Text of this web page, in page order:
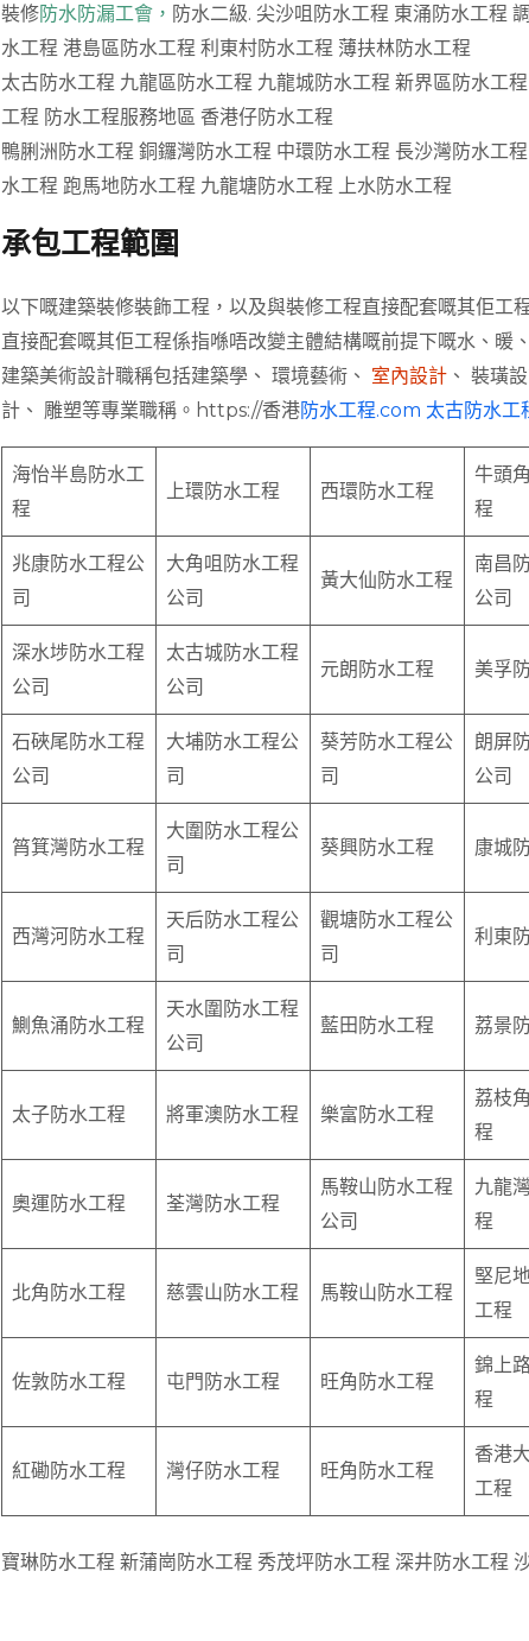
裝修防水防漏工會， 防水二級. 尖沙咀防水工程 東涌防水工程
水工程 港島區防水工程 利東村防水工程 薄扶林防水工程
太古防水工程 九龍區防水工程 九龍城防水工程 新界區防水工
工程 防水工程服務地區 香港仔防水工程
鴨脷洲防水工程 銅鑼灣防水工程 中環防水工程 長沙灣防水工
水工程 跑馬地防水工程 九龍塘防水工程 上水防水工程
承包工程範圍
以下嘅建築裝修裝飾工程，以及與裝修工程直接配套嘅其佢工
直接配套嘅其佢工程係指喺唔改變主體結構嘅前提下嘅水、暖
建築美術設計職稱包括建築學、 環境藝術、 室內設計、 裝璜
計、 雕塑等專業職稱。https://香港防水工程.com 太古防水工
海怡半島防水工
程
上環防水工程 西環防水工程
牛頭
程
兆康防水工程公
司
大角咀防水工程
公司
黃大仙防水工程
南昌
公司
深水埗防水工程
公司
太古城防水工程
公司
元朗防水工程 美孚
石硤尾防水工程
公司
大埔防水工程公
司
葵芳防水工程公
司
朗屏
公司
筲箕灣防水工程
大圍防水工程公
司
葵興防水工程 康城
西灣河防水工程
天后防水工程公
司
觀塘防水工程公
司
利東
鰂魚涌防水工程
天水圍防水工程
公司
藍田防水工程 荔景
太子防水工程 將軍澳防水工程 樂富防水工程
荔枝
程
奧運防水工程 荃灣防水工程
馬鞍山防水工程
公司
九龍
程
北角防水工程 慈雲山防水工程 馬鞍山防水工程
堅尼
工程
佐敦防水工程 屯門防水工程 旺角防水工程
錦上
程
紅磡防水工程 灣仔防水工程 旺角防水工程
香港
工程
寶琳防水工程 新蒲崗防水工程 秀茂坪防水工程 深井防水工程